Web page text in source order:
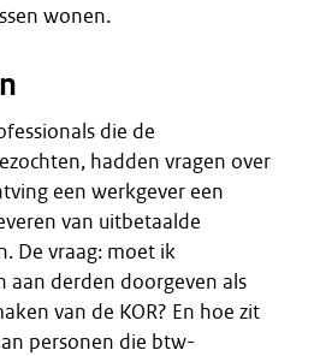
wonen.
die de
hadden vragen over
een werkgever een
van uitbetaalde
De vraag: moet ik
aan derden doorgeven als
van de KOR? En hoe zit
personen die btw-